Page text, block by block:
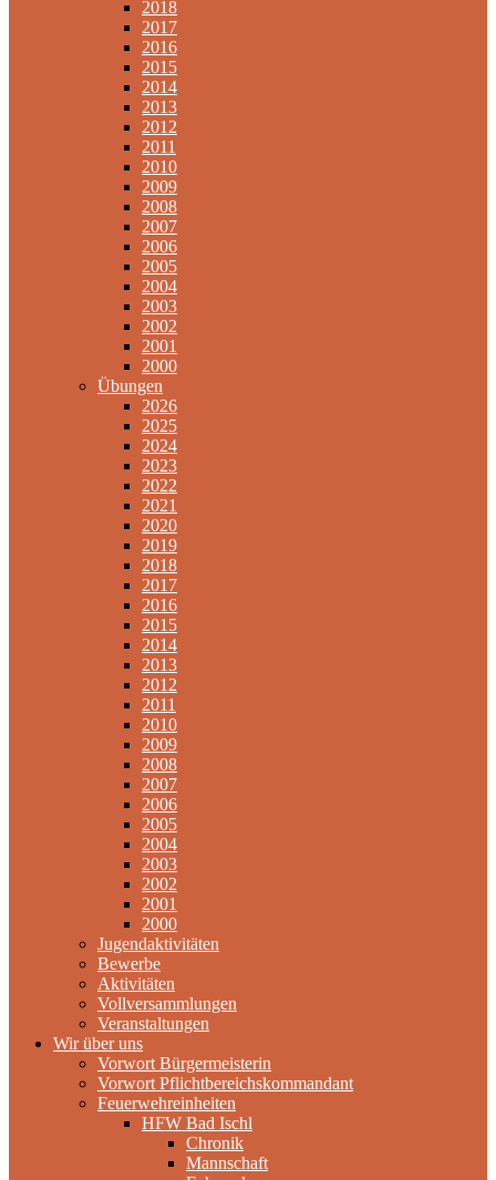
2018
2017
2016
2015
2014
2013
2012
2011
2010
2009
2008
2007
2006
2005
2004
2003
2002
2001
2000
Übungen
2026
2025
2024
2023
2022
2021
2020
2019
2018
2017
2016
2015
2014
2013
2012
2011
2010
2009
2008
2007
2006
2005
2004
2003
2002
2001
2000
Jugendaktivitäten
Bewerbe
Aktivitäten
Vollversammlungen
Veranstaltungen
Wir über uns
Vorwort Bürgermeisterin
Vorwort Pflichtbereichskommandant
Feuerwehreinheiten
HFW Bad Ischl
Chronik
Mannschaft